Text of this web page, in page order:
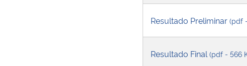
Resultado Preliminar (pdf
Resultado Final (pdf - 566